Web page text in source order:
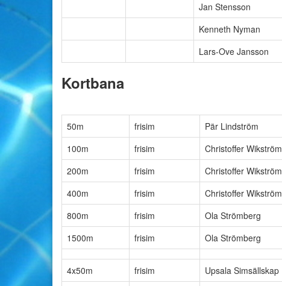
Jan Stensson
Kenneth Nyman
Lars-Ove Jansson
Kortbana
50m frisim Pär Lindström
100m
frisim Christoffer Wikström
200m
frisim Christoffer Wikström
400m
frisim Christoffer Wikström
800m
frisim Ola Strömberg
1500m
frisim Ola Strömberg
4x50m frisim Upsala Simsällskap